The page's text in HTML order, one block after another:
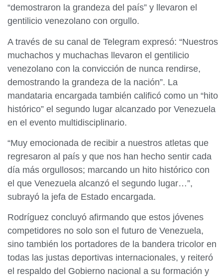
“demostraron la grandeza del país” y llevaron el
gentilicio venezolano con orgullo.
A través de su canal de Telegram expresó: “Nuestros
muchachos y muchachas llevaron el gentilicio
venezolano con la convicción de nunca rendirse,
demostrando la grandeza de la nación”. La
mandataria encargada también calificó como un “hito
histórico” el segundo lugar alcanzado por Venezuela
en el evento multidisciplinario.
“Muy emocionada de recibir a nuestros atletas que
regresaron al país y que nos han hecho sentir cada
día más orgullosos; marcando un hito histórico con
el que Venezuela alcanzó el segundo lugar…”,
subrayó la jefa de Estado encargada.
Rodríguez concluyó afirmando que estos jóvenes
competidores no solo son el futuro de Venezuela,
sino también los portadores de la bandera tricolor en
todas las justas deportivas internacionales, y reiteró
el respaldo del Gobierno nacional a su formación y